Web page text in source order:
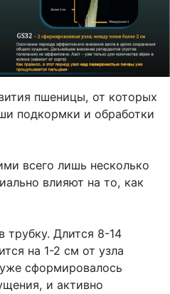
пшеницы, от которых
подкормки и обработки
всего лишь несколько
влияют на то, как
трубку. Длится 8-14
на 1-2 см от узла
сформировалось
и активно